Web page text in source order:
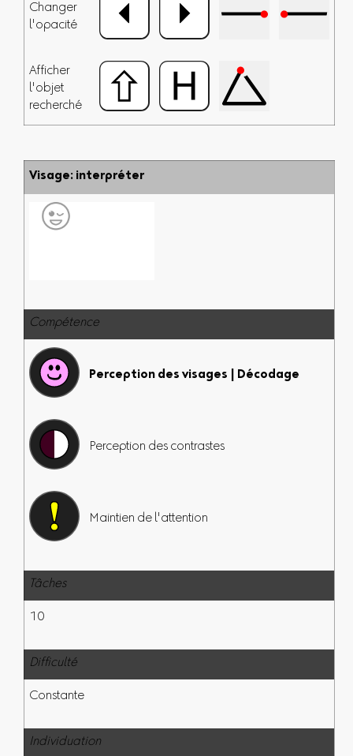
Changer
l'opacité
Afficher
l'objet
recherché
Visage: interpréter
Compétence
Perception des visages | Décodage
Perception des contrastes
Maintien de l'attention
Tâches
10
Difficulté
Constante
Individuation